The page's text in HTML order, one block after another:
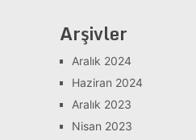
Arşivler
Aralık 2024
Haziran 2024
Aralık 2023
Nisan 2023